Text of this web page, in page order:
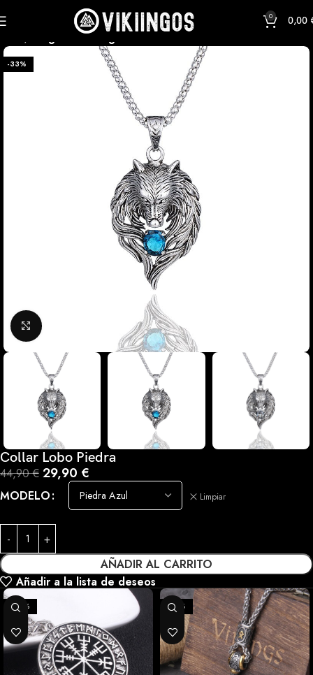
0 0,00
Colgante Vikingos
-33%
Haga clic para ampliar
Collar Lobo Piedra
44,90€ 29,90 €
MODELO Limpiar
AÑADIR AL CARRITO
Añadir a la lista de deseos
-33% -27%